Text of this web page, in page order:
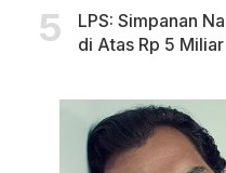
LPS: Simpanan
di Atas Rp 5